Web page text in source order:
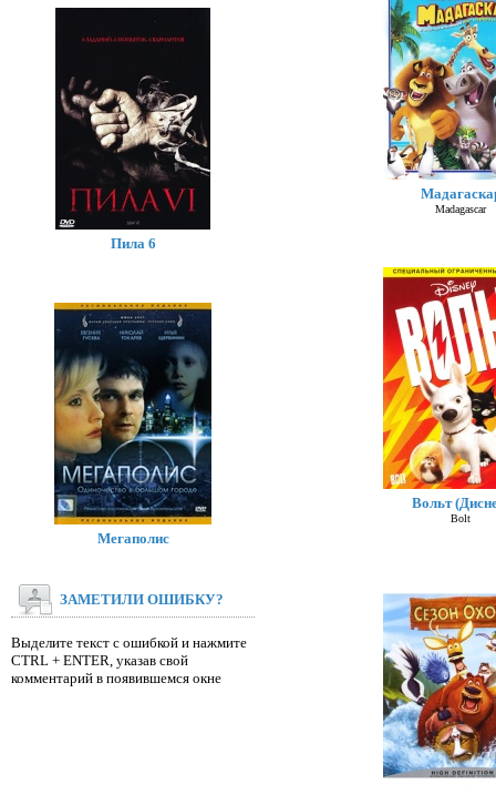
Madagascar
Вольт
Bolt
Пила 6
Мегаполис
ЗАМЕТИЛИ ОШИБКУ?
Выделите текст с ошибкой и нажмите
CTRL + ENTER, указав свой
комментарий в появившемся окне